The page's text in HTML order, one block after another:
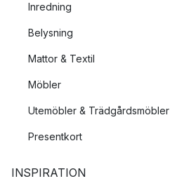
Inredning
Belysning
Mattor & Textil
Möbler
Utemöbler & Trädgårdsmöbler
Presentkort
INSPIRATION